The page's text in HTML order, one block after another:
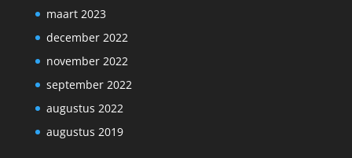
maart 2023
december 2022
november 2022
september 2022
augustus 2022
augustus 2019